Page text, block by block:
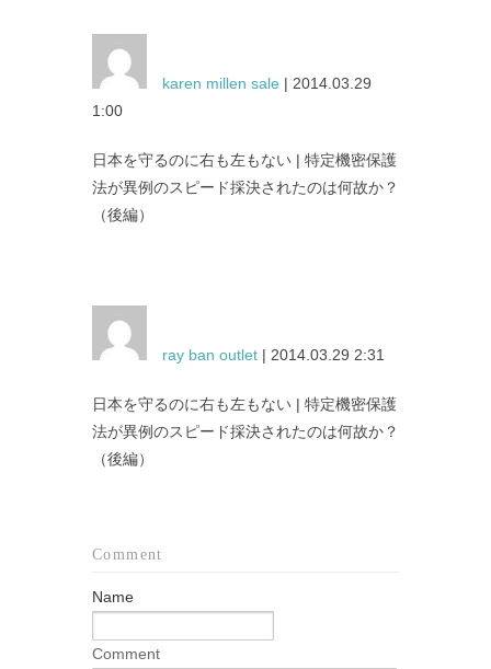
karen millen sale | 2014.03.29
1:00
日本を守るのに右も左もない | 特定機密保護
法が異例のスピード採決されたのは何故か？
（後編）
ray ban outlet | 2014.03.29 2:31
日本を守るのに右も左もない | 特定機密保護
法が異例のスピード採決されたのは何故か？
（後編）
Comment
Name
Comment